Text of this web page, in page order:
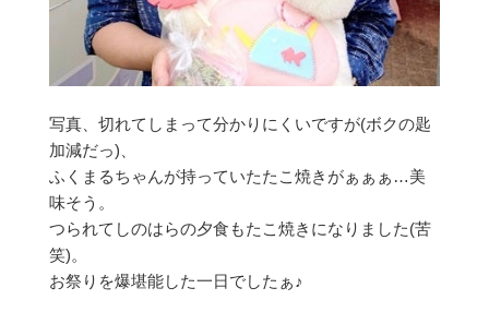
写真、切れてしまって分かりにくいですが(ボクの匙
加減だっ)、
ふくまるちゃんが持っていたたこ焼きがぁぁぁ…美
味そう。
つられてしのはらの夕食もたこ焼きになりました(苦
笑)。
お祭りを爆堪能した一日でしたぁ♪